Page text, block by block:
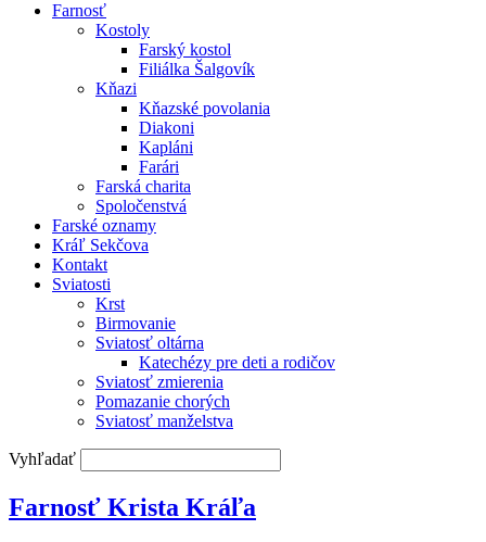
Farnosť
Kostoly
Farský kostol
Filiálka Šalgovík
Kňazi
Kňazské povolania
Diakoni
Kapláni
Farári
Farská charita
Spoločenstvá
Farské oznamy
Kráľ Sekčova
Kontakt
Sviatosti
Krst
Birmovanie
Sviatosť oltárna
Katechézy pre deti a rodičov
Sviatosť zmierenia
Pomazanie chorých
Sviatosť manželstva
Vyhľadať
Farnosť Krista Kráľa